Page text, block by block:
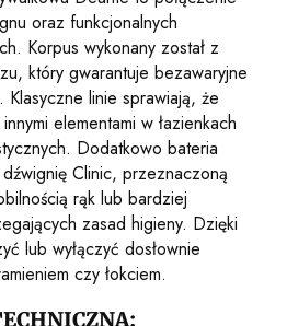
oraz funkcjonalnych
Korpus wykonany został z
który gwarantuje bezawaryjne
linie sprawiają, że
elementami w łazienkach
Dodatkowo bateria
Clinic, przeznaczoną
rąk lub bardziej
zasad higieny. Dzięki
lub wyłączyć dosłownie
czy łokciem.